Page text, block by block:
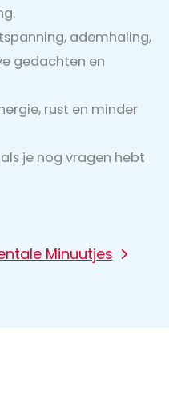
ademhaling,
gedachten en
rust en minder
je nog vragen hebt
Minuutjes